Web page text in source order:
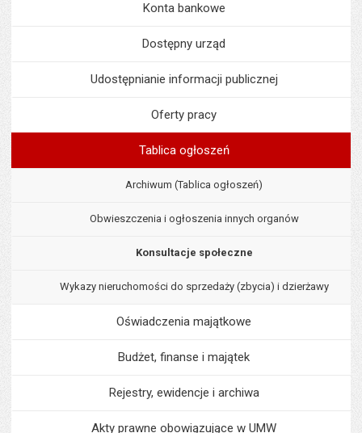
Konta bankowe
Dostępny urząd
Udostępnianie informacji publicznej
Oferty pracy
Tablica ogłoszeń
Archiwum (Tablica ogłoszeń)
Obwieszczenia i ogłoszenia innych organów
Konsultacje społeczne
Wykazy nieruchomości do sprzedaży (zbycia) i dzierżawy
Oświadczenia majątkowe
Budżet, finanse i majątek
Rejestry, ewidencje i archiwa
Akty prawne obowiązujące w UMW